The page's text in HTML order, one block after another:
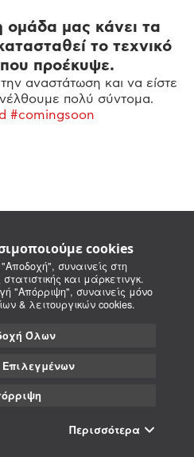
cookies
συναινείς στη
και μάρκετινγκ.
"Απόρριψη", συναινείς μόνο
& λειτουργικών cookies.
Όλων
Περισσότερα
ομάδα μας κάνει τα
το τεχνικό
προέκυψε.
αναστάτωση και να είστε
πολύ σύντομα.
#comingsoon